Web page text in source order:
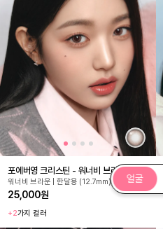
포에버영 크리스틴 - 워너비 브라운
워너비 브라운 | 한달용 (12.7mm)
25,000원
+2가지 컬러
얼굴